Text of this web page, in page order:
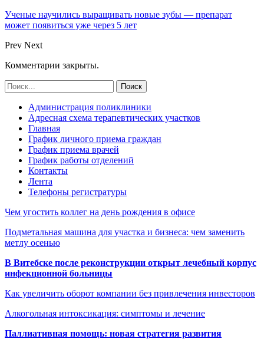
Ученые научились выращивать новые зубы — препарат
может появиться уже через 5 лет
Prev Next
Комментарии закрыты.
Администрация поликлиники
Адресная схема терапевтических участков
Главная
График личного приема граждан
График приема врачей
График работы отделений
Контакты
Лента
Телефоны регистратуры
Чем угостить коллег на день рождения в офисе
Подметальная машина для участка и бизнеса: чем заменить
метлу осенью
В Витебске после реконструкции открыт лечебный корпус
инфекционной больницы
Как увеличить оборот компании без привлечения инвесторов
Алкогольная интоксикация: симптомы и лечение
Паллиативная помощь: новая стратегия развития